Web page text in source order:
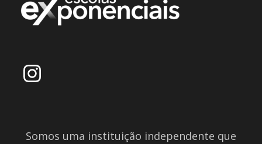
Somos uma instituição independente que